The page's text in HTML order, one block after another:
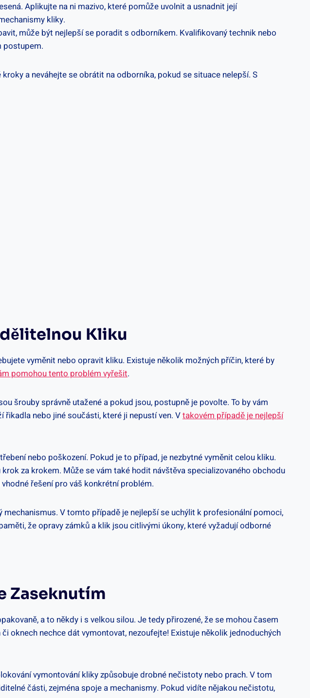
Aplikujte na⁤ ni ​mazivo,​ které pomůže uvolnit a usnadnit její
kliky.
může být nejlepší se ⁤poradit s odborníkem. Kvalifikovaný technik nebo
postupem.
⁣a neváhejte se ⁣obrátit na odborníka, pokud se‍ situace nelepší. S
Kliku
vyměnit nebo opravit kliku. Existuje několik možných příčin, které by
pomohou tento problém vyřešit.
šrouby správně‍ utažené a ⁣pokud jsou, postupně je povolte. To by vám
nebo ​jiné součásti, které⁣ ji nepustí ven. Vtakovém případě je nejlepší
nebo poškození. Pokud je to případ, je ⁢nezbytné vyměnit celou kliku.
za krokem. Může​ se vám také hodit návštěva specializovaného​ obchodu⁣
řešení pro váš konkrétní problém.
mechanismus. V tomto případě je nejlepší se uchýlit k profesionální pomoci,
že opravy zámků a klik jsou citlivými ⁢úkony, které vyžadují ⁣odborné
Zaseknutím
a to⁤ někdy i s velkou silou. Je tedy přirozené,⁤ že​ se mohou časem
oknech nechce dát vymontovat, nezoufejte! Existuje několik jednoduchých
vymontování kliky způsobuje drobné nečistoty nebo‌ prach. V tom
části, zejména⁤ spoje a mechanismy. Pokud vidíte nějakou ⁤nečistotu,